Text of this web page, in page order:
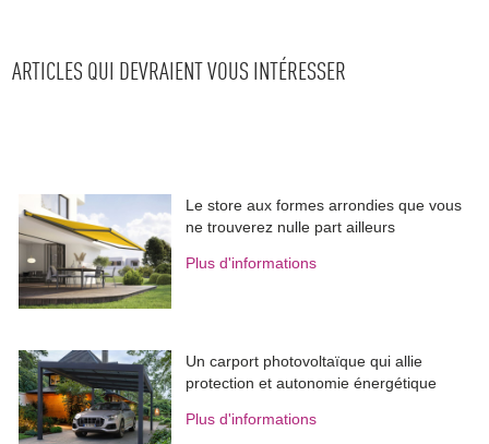
ARTICLES QUI DEVRAIENT VOUS INTÉRESSER
Le store aux formes arrondies que vous
ne trouverez nulle part ailleurs
Plus d'informations
Un carport photovoltaïque qui allie
protection et autonomie énergétique
Plus d'informations